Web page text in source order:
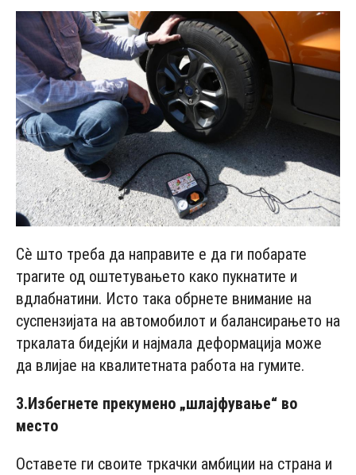
Сè што треба да направите е да ги побарате
трагите од оштетувањето како пукнатите и
вдлабнатини. Исто така обрнете внимание на
суспензијата на автомобилот и балансирањето на
тркалата бидејќи и најмала деформација може
да влијае на квалитетната работа на гумите.
3.Избегнете прекумено „шлајфување“ во
место
Оставете ги своите тркачки амбиции на страна и